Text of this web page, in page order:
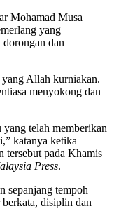
Mohamad Musa
yang
dan
yang Allah kurniakan.
menyokong dan
telah memberikan
katanya ketika
tersebut pada Khamis
Press.
sepanjang tempoh
disiplin dan